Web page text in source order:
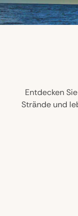
Entdecken
Strände und